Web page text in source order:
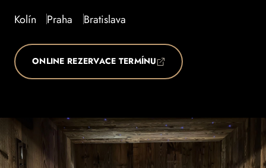
Kolín Praha Bratislava
ONLINE REZERVACE TERMÍNU